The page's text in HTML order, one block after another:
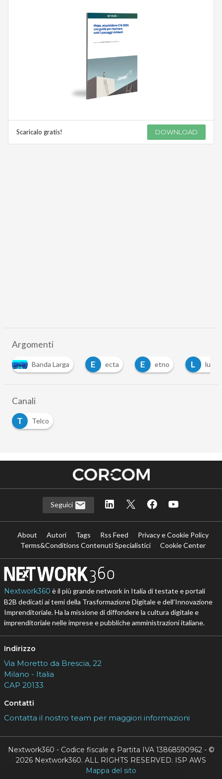
Scaricalo gratis! DOWNLOAD
Argomenti
E
ecta E etno L luigi gambardella N
Canali
T
Telco
Seguici
About Autori Tags Rss Feed
Privacy e Cookie Policy
Terms&Conditions Contenuti Specialistici
Cookie Center
Nextwork360 è il più grande network in Italia di testate e portali
B2B dedicati ai temi della Trasformazione Digitale e dell’Innovazione
Imprenditoriale. Ha la missione di diffondere la cultura digitale e
imprenditoriale nelle imprese e pubbliche amministrazioni italiane.
Indirizzo
Via Moretto da Brescia, 22
Milano - Italia
CAP 20133
Contatti
Contatta il nostro team per maggiori informazioni
Nextwork360 - Codice fiscale e Partita IVA 13868590962 - ©
2026 Nextwork360. ALL RIGHTS RESERVED. ISP AWS
Mappa del sito